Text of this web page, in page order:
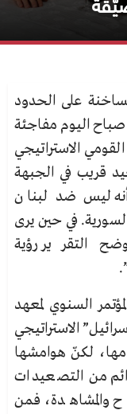
على الحدود
صباح اليوم مفاجئة
الاستراتيجي
التصعيد قريب في الجبهة
ليس ضد لبنان
في حين يرى
التقرير رؤية
السنوي لمعهد
الاستراتيجي
سنة من قيامها، لكنّ هوامشها
من التصعيدات
والمشاهدة، فمن